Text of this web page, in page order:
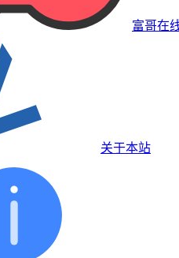
富哥在
关于本站